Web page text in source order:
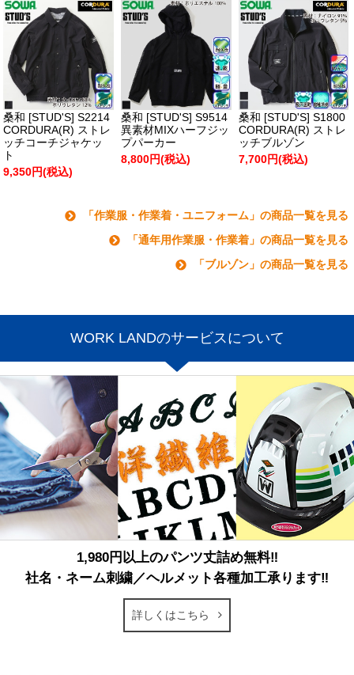
桑和 [STUD'S] S2214
CORDURA(R) ストレ
ッチコーチジャケッ
ト
9,350円(税込)
桑和 [STUD'S] S9514
異素材MIXハーフジッ
プパーカー
8,800円(税込)
桑和 [STUD'S] S1800
CORDURA(R) ストレ
ッチブルゾン
7,700円(税込)
「作業服・作業着・ユニフォーム」の商品一覧を見る
「通年用作業服・作業着」の商品一覧を見る
「ブルゾン」の商品一覧を見る
WORK LANDのサービスについて
1,980円以上のパンツ丈詰め無料‼
社名・ネーム刺繍／ヘルメット各種加工承ります‼
詳しくはこちら